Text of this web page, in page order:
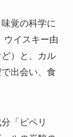
覚の科学に
ウイスキー由
）と、カル
出会い、食
「ピペリ